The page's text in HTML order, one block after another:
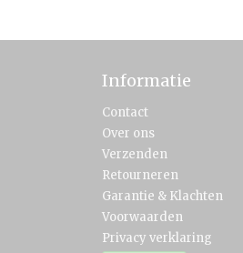
Informatie
Contact
Over ons
Verzenden
Retourneren
Garantie & Klachten
Voorwaarden
Privacy verklaring